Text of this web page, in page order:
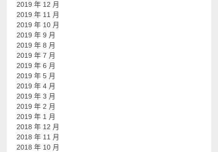
2019 年 12 月
2019 年 11 月
2019 年 10 月
2019 年 9 月
2019 年 8 月
2019 年 7 月
2019 年 6 月
2019 年 5 月
2019 年 4 月
2019 年 3 月
2019 年 2 月
2019 年 1 月
2018 年 12 月
2018 年 11 月
2018 年 10 月